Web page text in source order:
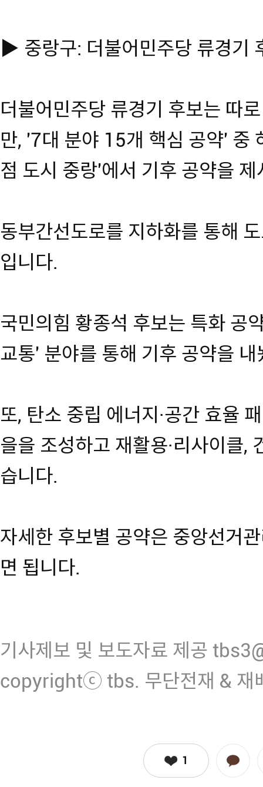
▶ 중랑구: 더불어민주당 류경기
더불어민주당 류경기 후보는 따
만, '7대 분야 15개 핵심 공약' 중
점 도시 중랑'에서 기후 공약을
동부간선도로를 지하화를 통해
입니다.
국민의힘 황종석 후보는 특화 공
교통' 분야를 통해 기후 공약을 내
또, 탄소 중립 에너지·공간 효율
을을 조성하고 재활용·리사이클,
습니다.
자세한 후보별 공약은 중앙선거
면 됩니다.
기사제보 및 보도자료 제공
copyrightⓒ tbs. 무단전재 & 재
1